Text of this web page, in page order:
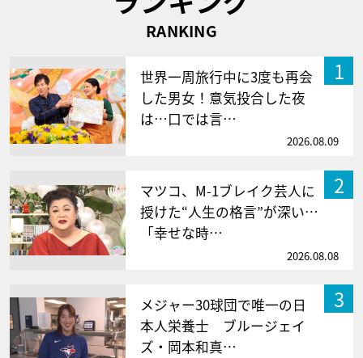
RANKING
1
世界一周旅行中に3度も再会
した男女！意気投合した夜
は…口では言…
2026.08.09
2
マツコ、M-1ブレイク芸人に
授けた“人生の格言”が深い…
「幸せな時…
2026.08.08
3
メジャー30球団で唯一の日
本人栄養士 ブルージェイ
ズ・岡本和真…